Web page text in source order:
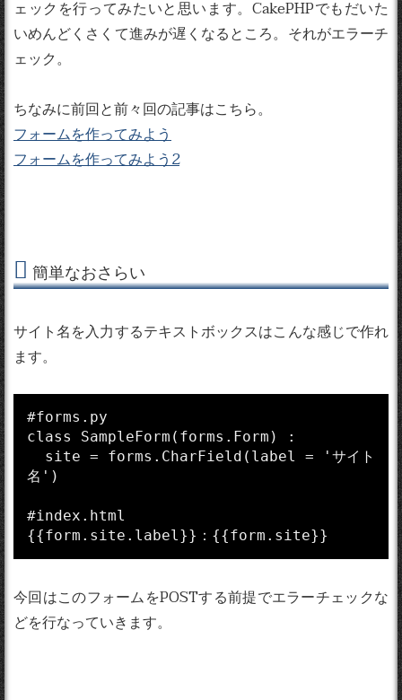
ェックを行ってみたいと思います。CakePHPでもだいた
いめんどくさくて進みが遅くなるところ。それがエラーチ
ェック。
ちなみに前回と前々回の記事はこちら。
フォームを作ってみよう
フォームを作ってみよう2
簡単なおさらい
サイト名を入力するテキストボックスはこんな感じで作れ
ます。
#forms.py
class SampleForm(forms.Form) :
名')
#index.html
今回はこのフォームをPOSTする前提でエラーチェックな
どを行なっていきます。